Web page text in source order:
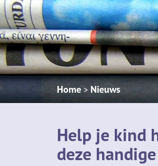
Home > Nieuws
Help je kind
deze